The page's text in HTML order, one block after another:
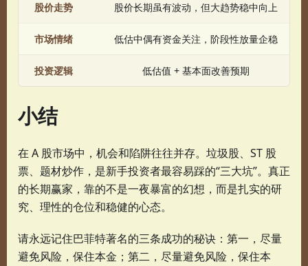
股价走势 股价长期虽有波动，但大趋势稳中向上
市场情绪 低估中偶有资金关注，阶段性放量企稳
投资逻辑 低估值 + 基本面改善预期
小结
在 A 股市场中，机会和陷阱往往并存。垃圾股、ST 股
票、题材炒作，是新手投资者最容易踩的“三大坑”。真正
的长期赢家，靠的不是一夜暴富的幻想，而是扎实的研
究、理性的仓位和稳健的心态。
请永远记住巴菲特著名的三条成功的秘诀：第一，尽量
避免风险，保住本金；第二，尽量避免风险，保住本